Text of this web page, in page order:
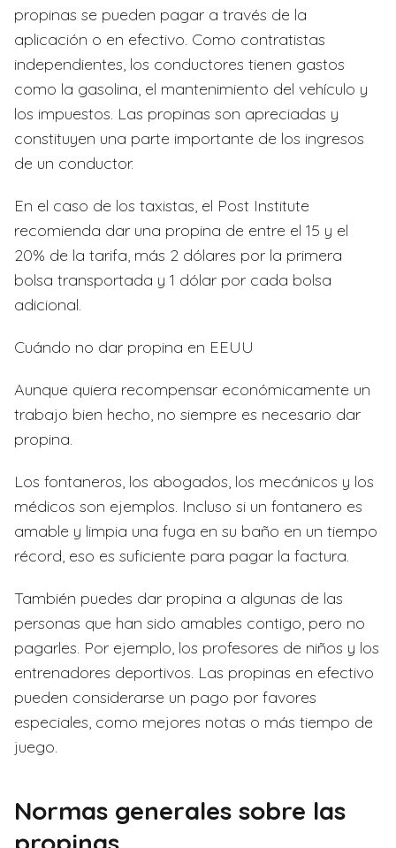
propinas se pueden pagar a través de la
aplicación o en efectivo. Como contratistas
independientes, los conductores tienen gastos
como la gasolina, el mantenimiento del vehículo y
los impuestos. Las propinas son apreciadas y
constituyen una parte importante de los ingresos
de un conductor.
En el caso de los taxistas, el Post Institute
recomienda dar una propina de entre el 15 y el
20% de la tarifa, más 2 dólares por la primera
bolsa transportada y 1 dólar por cada bolsa
adicional.
Cuándo no dar propina en EEUU
Aunque quiera recompensar económicamente un
trabajo bien hecho, no siempre es necesario dar
propina.
Los fontaneros, los abogados, los mecánicos y los
médicos son ejemplos. Incluso si un fontanero es
amable y limpia una fuga en su baño en un tiempo
récord, eso es suficiente para pagar la factura.
También puedes dar propina a algunas de las
personas que han sido amables contigo, pero no
pagarles. Por ejemplo, los profesores de niños y los
entrenadores deportivos. Las propinas en efectivo
pueden considerarse un pago por favores
especiales, como mejores notas o más tiempo de
juego.
Normas generales sobre las